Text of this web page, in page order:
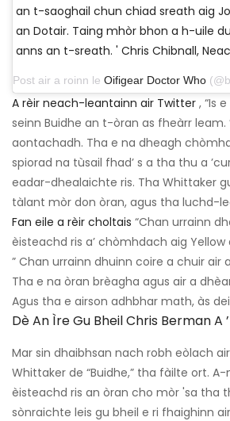
an t-saoghail chun chiad sreath aig
an Dotair. Taing mhòr bhon a h-uile
anns an t-sreath. ' Chris Chibnall,
Post air a roinn le Oifigear Doctor Who
A rèir neach-leantainn air Twitter , “Is
seinn Buidhe an t-òran as fheàrr leam.
aontachadh. Tha e na dheagh
spiorad na tùsail fhad’ s a tha thu a
eadar-dhealaichte ris. Tha Whittaker
tàlant mòr don òran, agus tha luchd-
Fan eile a rèir choltais “Chan urrainn
èisteachd ris a’ chòmhdach aig Yellow
” Chan urrainn dhuinn coire a chuir air
Tha e na òran brèagha agus air a
Agus tha e airson adhbhar math, às
Dè An Ìre Gu Bheil Chris Berman A
Mar sin dhaibhsan nach robh eòlach
Whittaker de “Buidhe,” tha fàilte ort.
èisteachd ris an òran cho mòr 'sa tha
sònraichte leis gu bheil e ri fhaighinn